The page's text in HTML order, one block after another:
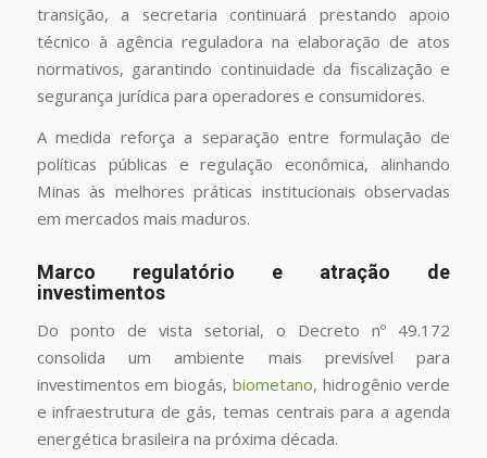
transição, a secretaria continuará prestando apoio
técnico à agência reguladora na elaboração de atos
normativos, garantindo continuidade da fiscalização e
segurança jurídica para operadores e consumidores.
A medida reforça a separação entre formulação de
políticas públicas e regulação econômica, alinhando
Minas às melhores práticas institucionais observadas
em mercados mais maduros.
Marco regulatório e atração de
investimentos
Do ponto de vista setorial, o Decreto nº 49.172
consolida um ambiente mais previsível para
investimentos em biogás, biometano, hidrogênio verde
e infraestrutura de gás, temas centrais para a agenda
energética brasileira na próxima década.